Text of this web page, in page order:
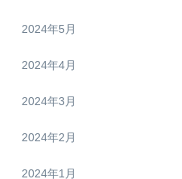
2024年5月
2024年4月
2024年3月
2024年2月
2024年1月